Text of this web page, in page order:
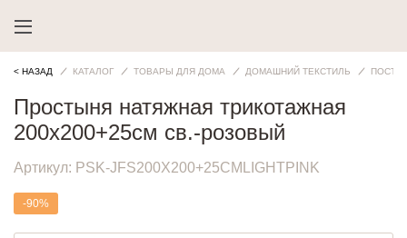
< НАЗАД КАТАЛОГ ТОВАРЫ ДЛЯ ДОМА ДОМАШНИЙ ТЕКСТИЛЬ
Простыня натяжная трикотажная
200x200+25см св.-розовый
Артикул: PSK-JFS200X200+25СМLIGHTPINK
-90%